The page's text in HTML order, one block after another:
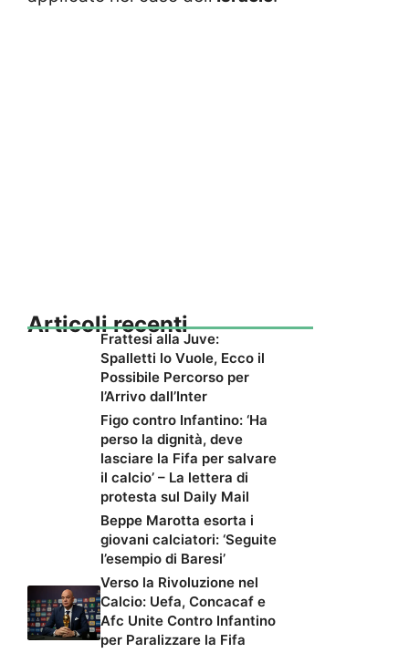
Articoli recenti
Frattesi alla Juve:
Spalletti lo Vuole, Ecco il
Possibile Percorso per
l’Arrivo dall’Inter
Figo contro Infantino: ‘Ha
perso la dignità, deve
lasciare la Fifa per salvare
il calcio’ – La lettera di
protesta sul Daily Mail
Beppe Marotta esorta i
giovani calciatori: ‘Seguite
l’esempio di Baresi’
Verso la Rivoluzione nel
Calcio: Uefa, Concacaf e
Afc Unite Contro Infantino
per Paralizzare la Fifa